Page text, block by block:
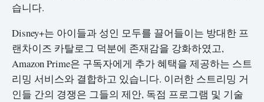
습니다.
Disney+는 아이들과 성인 모두를 끌어들이는 방대한 프
랜차이즈 카탈로그 덕분에 존재감을 강화하였고,
Amazon Prime은 구독자에게 추가 혜택을 제공하는 스트
리밍 서비스와 결합하고 있습니다. 이러한 스트리밍 거
인들 간의 경쟁은 그들의 제안, 독점 프로그램 및 기술